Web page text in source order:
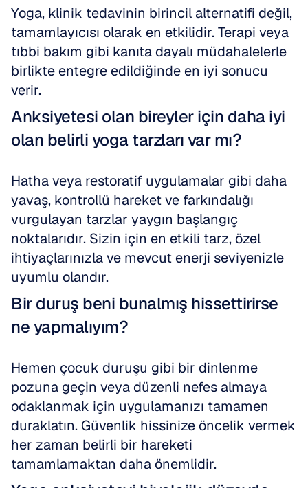
Yoga, klinik tedavinin birincil alternatifi değil,
tamamlayıcısı olarak en etkilidir. Terapi veya
tıbbi bakım gibi kanıta dayalı müdahalelerle
birlikte entegre edildiğinde en iyi sonucu
verir.
Anksiyetesi olan bireyler için daha iyi
olan belirli yoga tarzları var mı?
Hatha veya restoratif uygulamalar gibi daha
yavaş, kontrollü hareket ve farkındalığı
vurgulayan tarzlar yaygın başlangıç
noktalarıdır. Sizin için en etkili tarz, özel
ihtiyaçlarınızla ve mevcut enerji seviyenizle
uyumlu olandır.
Bir duruş beni bunalmış hissettirirse
ne yapmalıyım?
Hemen çocuk duruşu gibi bir dinlenme
pozuna geçin veya düzenli nefes almaya
odaklanmak için uygulamanızı tamamen
duraklatın. Güvenlik hissinize öncelik vermek
her zaman belirli bir hareketi
tamamlamaktan daha önemlidir.